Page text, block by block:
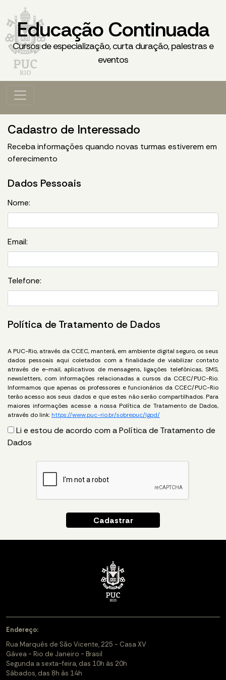
Educação Continuada
Cursos de especialização, curta duração, palestras e
eventos
Cadastro de Interessado
Receba informações quando novas turmas estiverem em
oferecimento
Dados Pessoais
Nome:
Email:
Telefone:
Política de Tratamento de Dados
A PUC-Rio, através da CCEC, manterá, em ambiente digital seguro, os seus
dados pessoais aqui coletados com a finalidade de viabilizar contato
através de e-mail, aplicativos de mensagens, ligações telefônicas, SMS,
newsletters, com informações relacionadas a cursos da CCEC/PUC-Rio.
Informamos que apenas os professores e funcionários da CCEC/PUC-Rio
terão acesso aos seus dados e que estes não serão compartilhados. Para
maiores informações acesse a nossa Política de Tratamento de Dados,
através do link: https://www.puc-rio.br/sobrepuc/lgpd/
Li e estou de acordo com a Política de Tratamento de
Dados
Endereço:
Rua Marquês de São Vicente, 225 - Casa XV
Gávea - Rio de Janeiro - Brasil
Segunda a sexta-feira, das 10h às 20h
Sábados, das 8h às 14h